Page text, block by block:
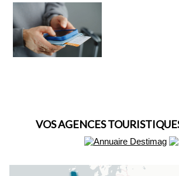
VOS AGENCES